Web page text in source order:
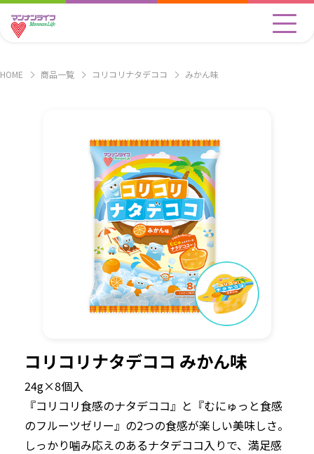
HOME 商品一覧 コリコリナタデココ みかん味
コリコリナタデココ みかん味
24g×8個入
『コリコリ食感のナタデココ』と『むにゅっと食感
のフルーツゼリー』の2つの食感が楽しい美味しさ。
しっかり噛み応えのあるナタデココ入りで、満足感